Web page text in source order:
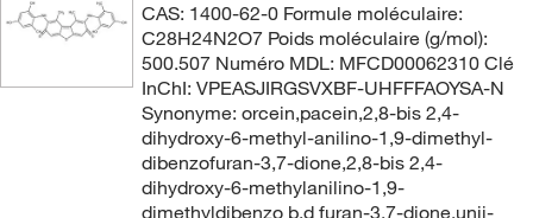
CAS: 1400-62-0 Formule moléculaire:
C28H24N2O7 Poids moléculaire (g/mol):
500.507 Numéro MDL: MFCD00062310 Clé
InChI: VPEASJIRGSVXBF-UHFFFAOYSA-N
Synonyme: orcein,pacein,2,8-bis 2,4-
dihydroxy-6-methyl-anilino-1,9-dimethyl-
dibenzofuran-3,7-dione,2,8-bis 2,4-
dihydroxy-6-methylanilino-1,9-
dimethyldibenzo b,d furan-3,7-dione,unii-